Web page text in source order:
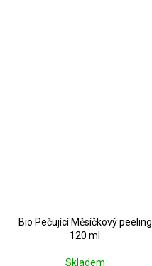
Bio Pečující Měsíčkový peeling
120 ml
Skladem